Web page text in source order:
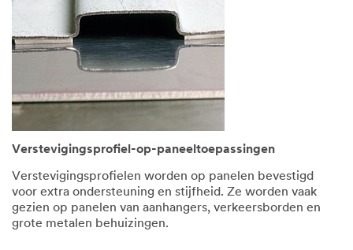
Verstevigingsprofiel-op-paneeltoepassingen
Verstevigingsprofielen worden op panelen bevestigd
voor extra ondersteuning en stijfheid. Ze worden vaak
gezien op panelen van aanhangers, verkeersborden en
grote metalen behuizingen. ​